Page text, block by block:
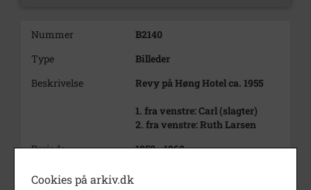
Nummer
B2140
Type
Billeder
Beskrivelse
Revy på Høng Hotel ca. 1955
1. fra venstre: Carl (slagter)
2. fra venstre: Ruth Larsen
Periode
1950 - 1960
Dateringsnote
Cookies på arkiv.dk